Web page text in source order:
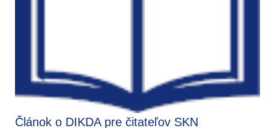
Článok o DIKDA pre čitateľov SKN